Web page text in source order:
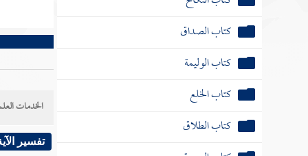
كتاب الرجعة
كتاب الإيلاء
كتاب الظهار
كتاب اللعان
كتاب العدد
الخدمات
تفسير